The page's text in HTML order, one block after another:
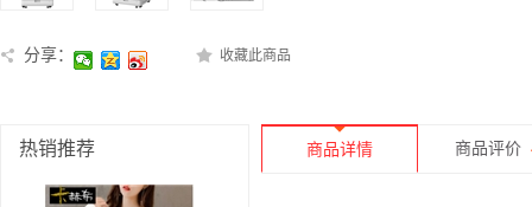
分享： 收藏此商品
热销推荐 商品详情 商品评价